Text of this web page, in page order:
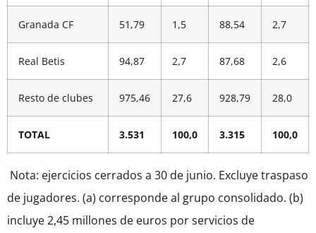
Granada CF 51,79 1,5 88,54 2,7
Real Betis 94,87 2,7 87,68 2,6
Resto de clubes 975,46 27,6 928,79 28,0
TOTAL 3.531 100,0 3.315 100,0
Nota: ejercicios cerrados a 30 de junio. Excluye traspaso
de jugadores. (a) corresponde al grupo consolidado. (b)
incluye 2,45 millones de euros por servicios de